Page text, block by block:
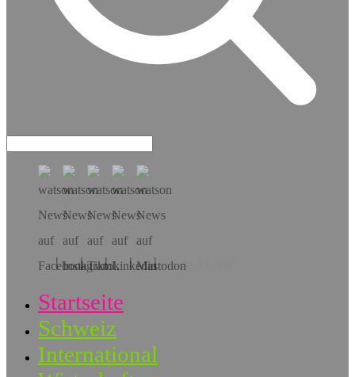
Hol dir die App!
Startseite
Schweiz
International